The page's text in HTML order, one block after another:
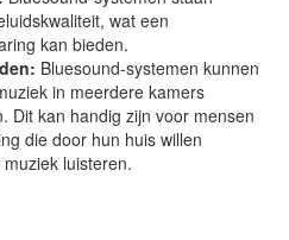
wat een
kan bieden.
Bluesound-systemen kunnen
in meerdere kamers
Dit kan handig zijn voor mensen
die door hun huis willen
luisteren.